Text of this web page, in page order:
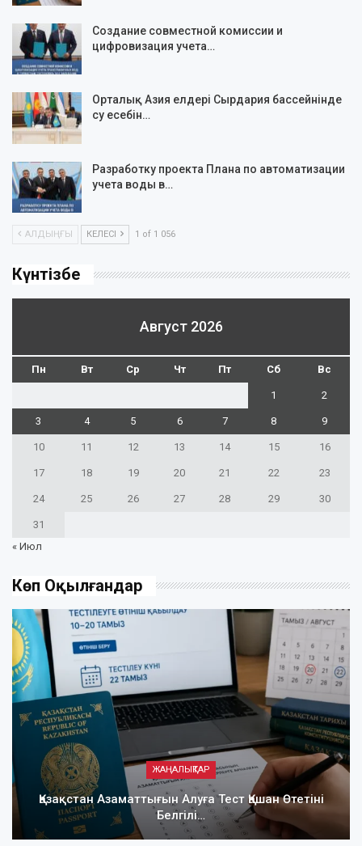
Создание совместной комиссии и
цифровизация учета…
Орталық Азия елдері Сырдария бассейнінде
су есебін…
Разработку проекта Плана по автоматизации
учета воды в…
АЛДЫҢҒЫ КЕЛЕСІ 1 of 1 056
Күнтізбе
Август 2026
Пн Вт Ср Чт Пт Сб Вс
1 2
3 4 5 6 7 8 9
10 11 12 13 14 15 16
17 18 19 20 21 22 23
24 25 26 27 28 29 30
31
« Июл
Көп Оқылғандар
ЖАҢАЛЫҚТАР
Қазақстан Азаматтығын Алуға Тест Қашан Өтетіні
Белгілі…